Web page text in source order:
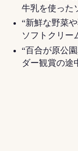
牛乳を使った
“新鮮な野菜
ソフトクリー
“百合が原公
ダー観賞の途